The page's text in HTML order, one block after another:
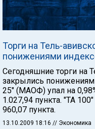
Торги на Тель-
понижениями
Сегодняшние торги на
закрылись
25" (МАОФ) упал на
1.027,94 пункта. "ТА
960,07 пункта.
13.10.2009 18:16 // Экономика